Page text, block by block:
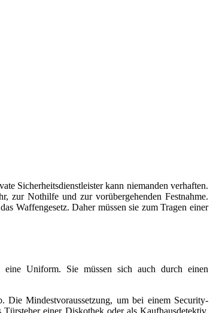
Sicherheitsdienstleister kann niemanden verhaften.
zur Nothilfe und zur vorübergehenden Festnahme.
Waffengesetz. Daher müssen sie zum Tragen einer
eine Uniform. Sie müssen sich auch durch einen
Die Mindestvoraussetzung, um bei einem Security-
einer Diskothek oder als Kaufhausdetektiv,